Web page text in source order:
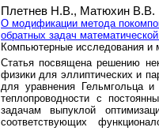
Плетнев Н.В., Матюхин В.В.
О модификации метода
обратных задач
Компьютерные исследования
Статья посвящена решению
физики для эллиптических и
для уравнения Гельмгольца
теплопроводности с
задачам выпуклой
соответствующих